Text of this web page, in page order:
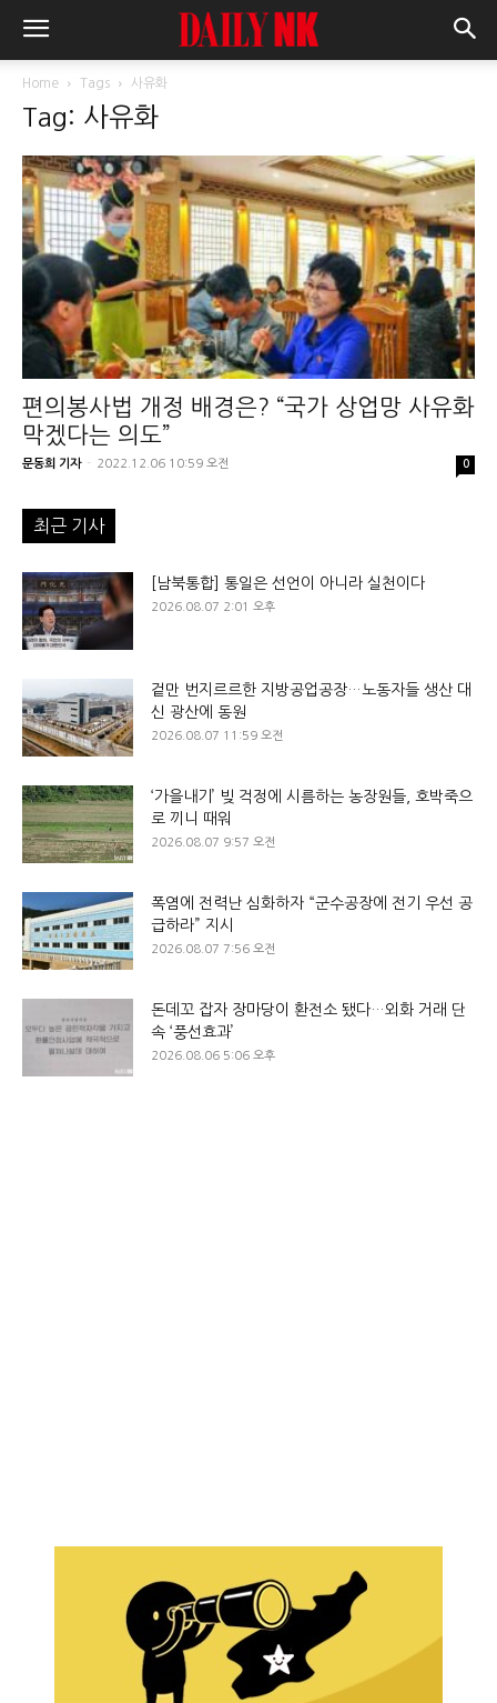
Home Tags 사유화
Tag: 사유화
편의봉사법 개정 배경은? “국가 상업망 사유화
막겠다는 의도”
문동희 기자 - 2022.12.06 10:59 오전 0
최근 기사
[남북통합] 통일은 선언이 아니라 실천이다
2026.08.07 2:01 오후
겉만 번지르르한 지방공업공장…노동자들 생산 대
신 광산에 동원
2026.08.07 11:59 오전
‘가을내기’ 빚 걱정에 시름하는 농장원들, 호박죽으
로 끼니 때워
2026.08.07 9:57 오전
폭염에 전력난 심화하자 “군수공장에 전기 우선 공
급하라” 지시
2026.08.07 7:56 오전
돈데꼬 잡자 장마당이 환전소 됐다…외화 거래 단
속 ‘풍선효과’
2026.08.06 5:06 오후